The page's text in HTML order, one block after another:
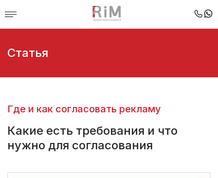
Статья
Где и как согласовать рекламу
Какие есть требования и что
нужно для согласования